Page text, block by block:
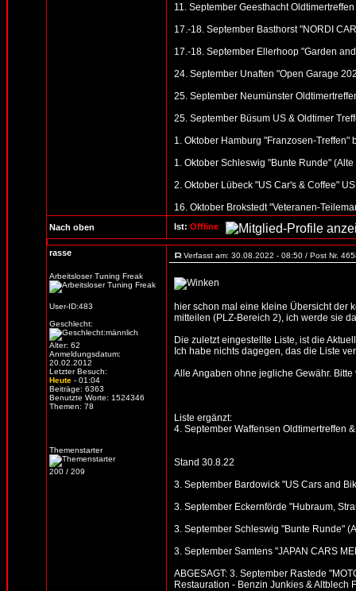
11. September Geesthacht
17.-18. September Basthorst "NORDI
17.-18. September Ellerhoop "Garden
24. September Unaften "Open Garage
25. September Neumünster
25. September Büsum US & Oldtimer
1. Oktober Hamburg "Franzosen-
1. Oktober Schleswig "Bunte Runde"
2. Oktober Lübeck "US Car's & Coffee"
16. Oktober Brokstedt "Veteranen-
Nach oben Ist: Offline
rasse
Arbeitsloser Tuning Freak
User-ID:483
Geschlecht:
Alter: 62
Anmeldungsdatum:
20.02.2012
Letzter Besuch:
Heute - 01:04
Beiträge: 6363
Benutzte Worte: 1524346
Themen: 78
Themenstarter
200 / 209
Verfasst am: 30.08.2022 - 08:50 / Post Nr.
hier schon mal eine kleine Übersicht der
mitteilen (PLZ-Bereich 2), ich werde sie
Die zuletzt eingestellte Liste, ist die
Ich habe nichts dagegen, das die Liste
Alle Angaben ohne jegliche Gewähr.
Liste ergänzt:
4. September Waffensen Oldtimertreffen
Stand 30.8.22
3. September Bardowick "US Cars and
3. September Eckernförde "Hubraum,
3. September Schleswig "Bunte Runde"
3. September Samtens "JAPAN CARS
ABGESAGT: 3. September Rastede
Restauration - Benzin Junkies & Altblech